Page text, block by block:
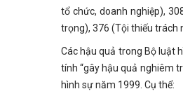
tổ chức, doanh nghiệp),
trọng), 376 (Tội thiếu trách
Các hậu quả trong Bộ luật
tính “gây hậu quả nghiêm
hình sự năm 1999. Cụ thể: